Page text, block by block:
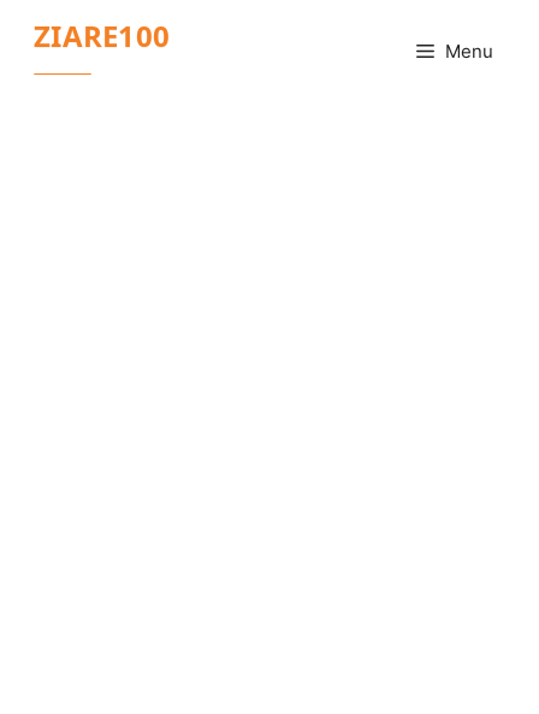
conținut
ZIARE100 Menu